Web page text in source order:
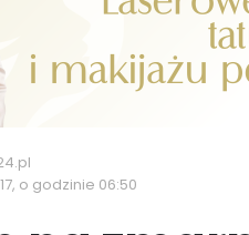
o godzinie 06:50